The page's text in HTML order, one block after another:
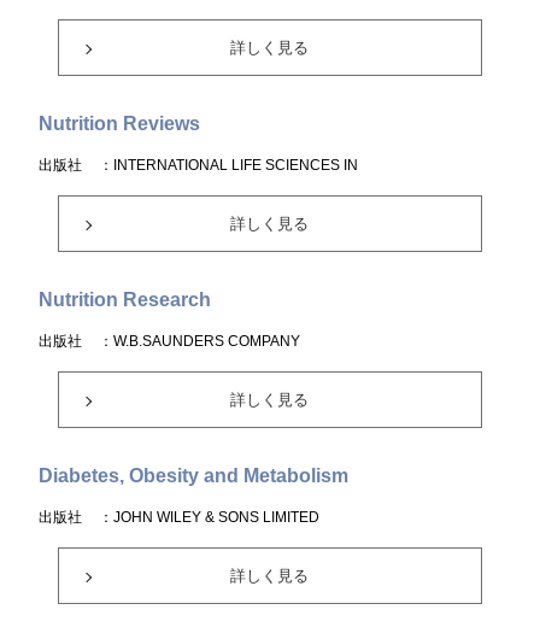
詳しく見る
Nutrition Reviews
出版社 ：INTERNATIONAL LIFE SCIENCES IN
詳しく見る
Nutrition Research
出版社 ：W.B.SAUNDERS COMPANY
詳しく見る
Diabetes, Obesity and Metabolism
出版社 ：JOHN WILEY & SONS LIMITED
詳しく見る